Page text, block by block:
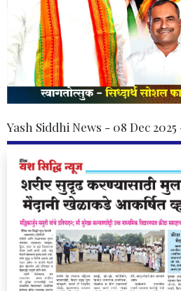
Yash Siddhi News - 08 Dec 2025